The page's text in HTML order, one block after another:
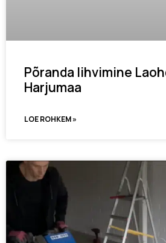
Põranda lihvimine
Harjumaa
LOE ROHKEM »